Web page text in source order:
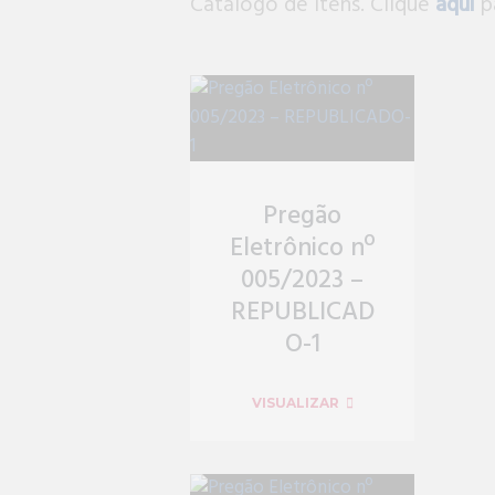
Pregão
Eletrônico nº
005/2023 –
REPUBLICAD
O-1
VISUALIZAR